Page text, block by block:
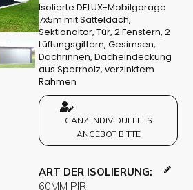
Isolierte DELUX-Mobilgarage
7x5m mit Satteldach,
Sektionaltor, Tür, 2 Fenstern, 2
Lüftungsgittern, Gesimsen,
Dachrinnen, Dacheindeckung
aus Sperrholz, verzinktem
Rahmen
GANZ INDIVIDUELLES
ANGEBOT BITTE
ART DER ISOLIERUNG